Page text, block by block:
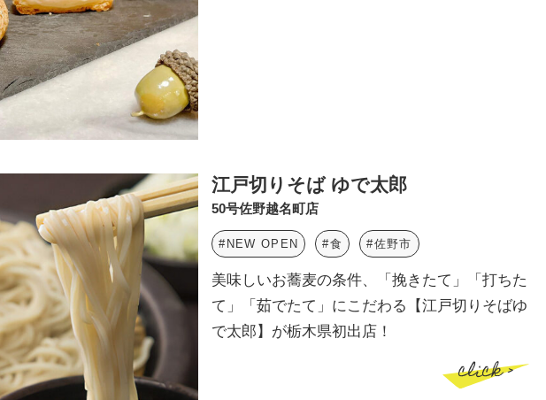
江戸切りそば ゆで太郎
50号佐野越名町店
#NEW OPEN #食 #佐野市
美味しいお蕎麦の条件、「挽きたて」「打ちた
て」「茹でたて」にこだわる【江戸切りそばゆ
で太郎】が栃木県初出店！
click >